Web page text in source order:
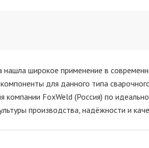
нашла широкое применение в
для данного типа
компании FoxWeld (Россия) по
производства, надёжности и